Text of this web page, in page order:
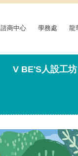
諮商中心 學務處 龍
V BE'S人設工坊